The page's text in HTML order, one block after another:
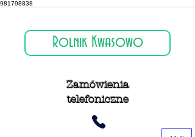
981798838
Rolnik Kwasowo
Zamówienia
telefoniczne